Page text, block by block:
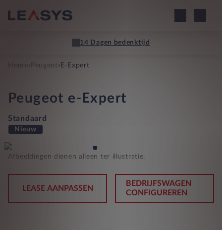
14 Dagen bedenktijd
Home Peugeot › E-Expert
Peugeot e-Expert
Standaard
Nieuw
Afbeeldingen dienen alleen ter illustratie.
LEASE AANPASSEN
BEDRIJFSWAGEN
CONFIGUREREN